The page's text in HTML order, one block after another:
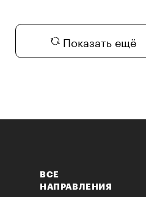
Показать ещё
ВСЕ
НАПРАВЛЕНИЯ